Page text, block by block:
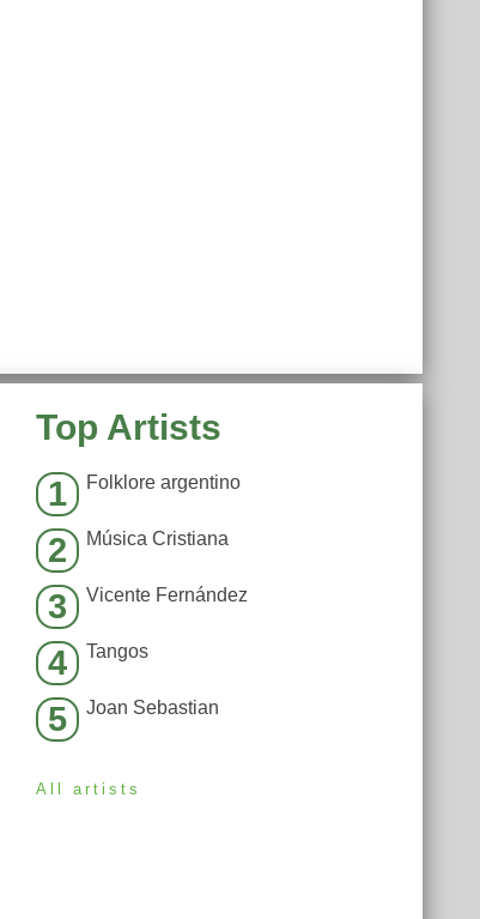
Top Artists
1 Folklore argentino
2 Música Cristiana
3 Vicente Fernández
4 Tangos
5 Joan Sebastian
All artists